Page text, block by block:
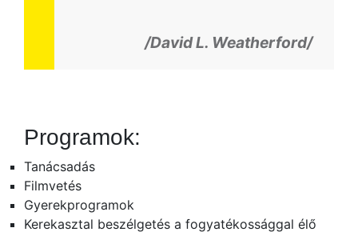
/David L. Weatherford/
Programok:
Tanácsadás
Filmvetés
Gyerekprogramok
Kerekasztal beszélgetés a fogyatékossággal élő